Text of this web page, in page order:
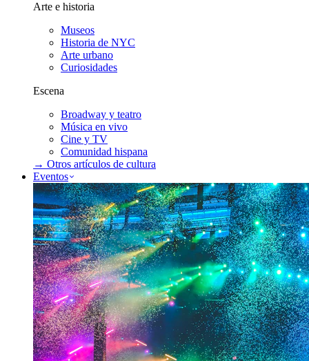
Arte e historia
Museos
Historia de NYC
Arte urbano
Curiosidades
Escena
Broadway y teatro
Música en vivo
Cine y TV
Comunidad hispana
→ Otros artículos de cultura
Eventos